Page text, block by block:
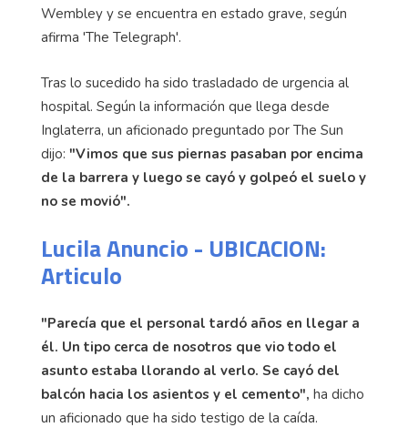
Wembley y se encuentra en estado grave, según
afirma 'The Telegraph'.
Tras lo sucedido ha sido trasladado de urgencia al
hospital. Según la información que llega desde
Inglaterra, un aficionado preguntado por The Sun
dijo: "Vimos que sus piernas pasaban por encima
de la barrera y luego se cayó y golpeó el suelo y
no se movió".
Lucila Anuncio - UBICACION:
Articulo
"Parecía que el personal tardó años en llegar a
él. Un tipo cerca de nosotros que vio todo el
asunto estaba llorando al verlo. Se cayó del
balcón hacia los asientos y el cemento", ha dicho
un aficionado que ha sido testigo de la caída.